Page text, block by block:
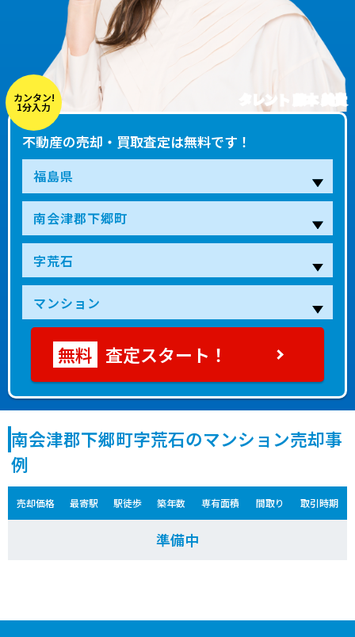
タレント 藤本 美貴
カンタン!
1分入力
不動産の売却・買取査定は無料です！
査定スタート！
南会津郡下郷町字荒石のマンション売却事
例
売却価格 最寄駅 駅徒歩 築年数 専有面積 間取り 取引時期
準備中